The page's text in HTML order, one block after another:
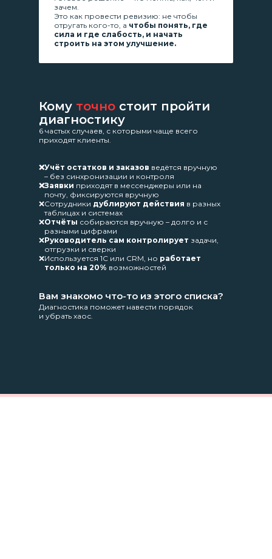
зачем.
Это как провести ревизию: не чтобы
отругать кого-то, а чтобы понять, где
сила и где слабость, и начать
строить на этом улучшение.
Кому точно стоит пройти
диагностику
6 частых случаев, с которыми чаще всего
приходят клиенты.
❌Учёт остатков и заказов ведётся вручную
– без синхронизации и контроля
❌Заявки приходят в мессенджеры или на
почту, фиксируются вручную
❌Сотрудники дублируют действия в разных
таблицах и системах
❌Отчёты собираются вручную – долго и с
разными цифрами
❌Руководитель сам контролирует задачи,
отгрузки и сверки
❌Используется 1С или CRM, но работает
только на 20% возможностей
Вам знакомо что-то из этого списка?
Диагностика поможет навести порядок
и убрать хаос.